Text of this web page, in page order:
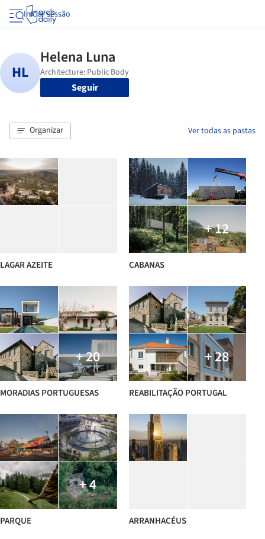
Iniciar sessão
Seguir
Organizar Ver todas as pastas
LAGAR AZEITE
+ 12
CABANAS
+ 20
MORADIAS PORTUGUESAS
+ 28
REABILITAÇÃO PORTUGAL
+ 4
PARQUE ARRANHACÉUS